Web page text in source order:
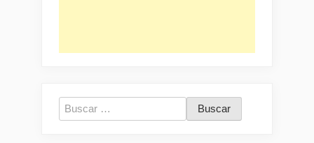
Buscar: